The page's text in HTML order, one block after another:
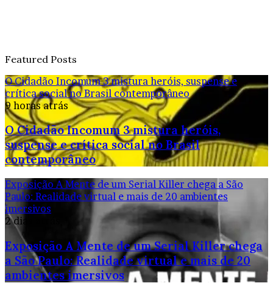
Featured Posts
O Cidadão Incomum 3 mistura heróis, suspense e
crítica social no Brasil contemporâneo
9 horas atrás
O Cidadão Incomum 3 mistura heróis,
suspense e crítica social no Brasil
contemporâneo
Exposição A Mente de um Serial Killer chega a São
Paulo: Realidade virtual e mais de 20 ambientes
imersivos
2 dias atrás
Exposição A Mente de um Serial Killer chega
a São Paulo: Realidade virtual e mais de 20
ambientes imersivos